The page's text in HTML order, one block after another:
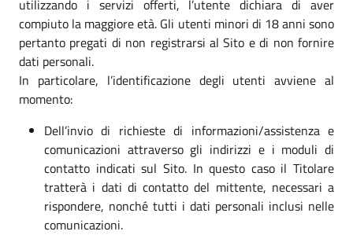
utilizzando i servizi offerti, l’utente dichiara di aver
compiuto la maggiore età. Gli utenti minori di 18 anni sono
pertanto pregati di non registrarsi al Sito e di non fornire
dati personali.
In particolare, l’identificazione degli utenti avviene al
momento:
Dell’invio di richieste di informazioni/assistenza e
comunicazioni attraverso gli indirizzi e i moduli di
contatto indicati sul Sito. In questo caso il Titolare
tratterà i dati di contatto del mittente, necessari a
rispondere, nonché tutti i dati personali inclusi nelle
comunicazioni.